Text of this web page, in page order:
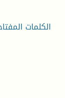
الكلمات